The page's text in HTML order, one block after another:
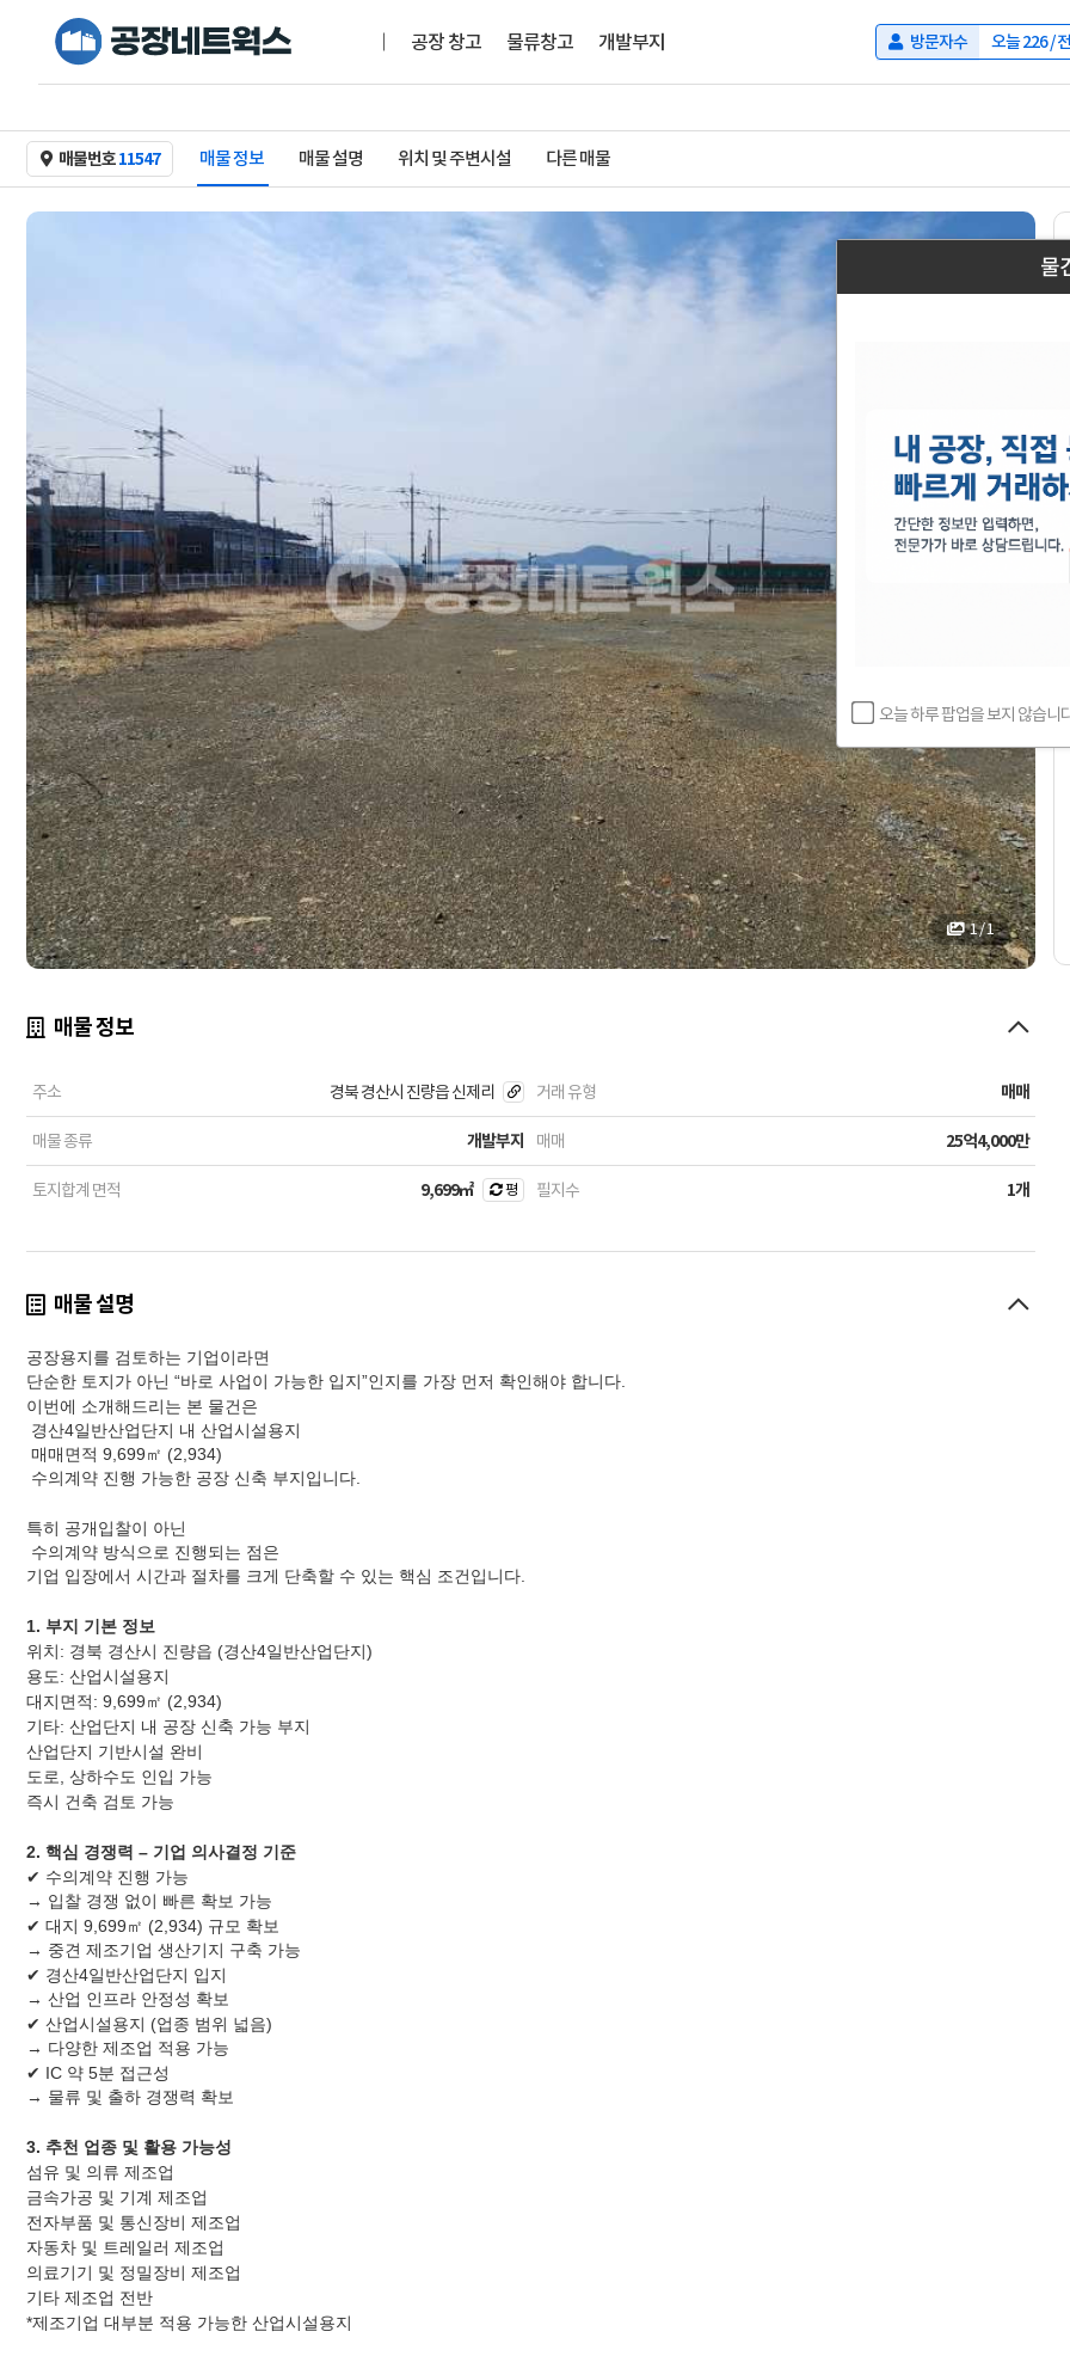
공장 창고 물류창고 개발부지 방문자수 오늘226/
매물번호11547 매물 정보 매물 설명 위치 및 주변시설 다른 매물
1 / 1
매물 정보
주소 경북 경산시 진량읍 신제리 거래 유형 매매
매물 종류 개발부지 매매 25억4,000만
토지합계 면적 9,699㎡ 평 필지수 1개
매물 설명
공장용지를 검토하는 기업이라면
단순한 토지가 아닌 “바로 사업이 가능한 입지”인지를 가장 먼저 확인해야 합니다.
이번에 소개해드리는 본 물건은
경산4일반산업단지 내 산업시설용지
매매면적 9,699㎡ (2,934)
수의계약 진행 가능한 공장 신축 부지입니다.
특히 공개입찰이 아닌
수의계약 방식으로 진행되는 점은
기업 입장에서 시간과 절차를 크게 단축할 수 있는 핵심 조건입니다.
1. 부지 기본 정보
위치: 경북 경산시 진량읍 (경산4일반산업단지)
용도: 산업시설용지
대지면적: 9,699㎡ (2,934)
기타: 산업단지 내 공장 신축 가능 부지
산업단지 기반시설 완비
도로, 상하수도 인입 가능
즉시 건축 검토 가능
2. 핵심 경쟁력 – 기업 의사결정 기준
✔ 수의계약 진행 가능
→ 입찰 경쟁 없이 빠른 확보 가능
✔ 대지 9,699㎡ (2,934) 규모 확보
→ 중견 제조기업 생산기지 구축 가능
✔ 경산4일반산업단지 입지
→ 산업 인프라 안정성 확보
✔ 산업시설용지 (업종 범위 넓음)
→ 다양한 제조업 적용 가능
✔ IC 약 5분 접근성
→ 물류 및 출하 경쟁력 확보
3. 추천 업종 및 활용 가능성
섬유 및 의류 제조업
금속가공 및 기계 제조업
전자부품 및 통신장비 제조업
자동차 및 트레일러 제조업
의료기기 및 정밀장비 제조업
기타 제조업 전반
*제조기업 대부분 적용 가능한 산업시설용지
물
오늘 하루 팝업을 보지 않습니